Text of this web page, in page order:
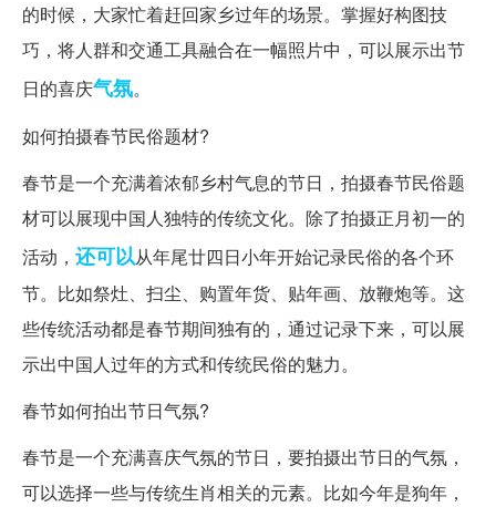
的时候，大家忙着赶回家乡过年的场景。掌握好构图技
巧，将人群和交通工具融合在一幅照片中，可以展示出节
日的喜庆气氛。
如何拍摄春节民俗题材?
春节是一个充满着浓郁乡村气息的节日，拍摄春节民俗题
材可以展现中国人独特的传统文化。除了拍摄正月初一的
活动， 还可以从年尾廿四日小年开始记录民俗的各个环
节。比如祭灶、扫尘、购置年货、贴年画、放鞭炮等。这
些传统活动都是春节期间独有的，通过记录下来，可以展
示出中国人过年的方式和传统民俗的魅力。
春节如何拍出节日气氛?
春节是一个充满喜庆气氛的节日，要拍摄出节日的气氛，
可以选择一些与传统生肖相关的元素。比如今年是狗年，